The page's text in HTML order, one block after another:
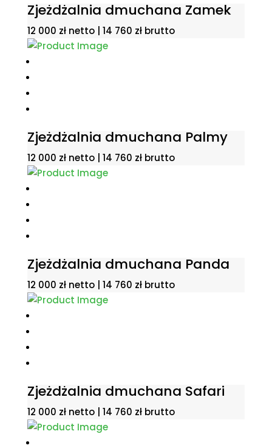
Zjeżdżalnia dmuchana Zamek
12 000 zł netto | 14 760 złbrutto
Zjeżdżalnia dmuchana Palmy
12 000 zł netto | 14 760 złbrutto
Zjeżdżalnia dmuchana Panda
12 000 zł netto | 14 760 złbrutto
Zjeżdżalnia dmuchana Safari
12 000 zł netto | 14 760 złbrutto